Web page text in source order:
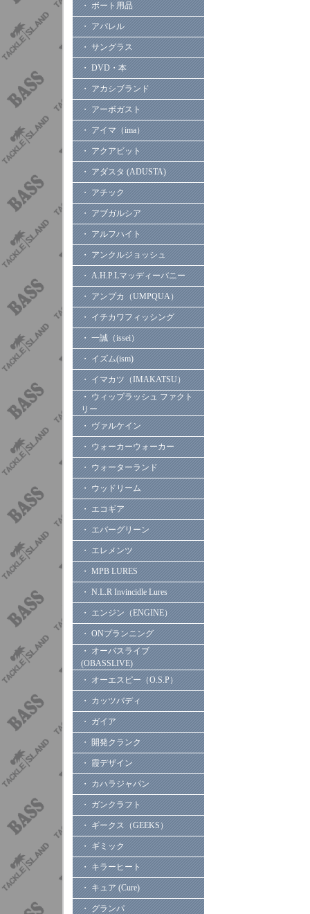
・ ボート用品
・ アパレル
・ サングラス
・ DVD・本
・ アカシブランド
・ アーボガスト
・ アイマ（ima）
・ アクアビット
・ アダスタ (ADUSTA)
・ アチック
・ アブガルシア
・ アルフハイト
・ アンクルジョッシュ
・ A.H.P.Lマッディーバニー
・ アンプカ（UMPQUA）
・ イチカワフィッシング
・ 一誠（issei）
・ イズム(ism)
・ イマカツ（IMAKATSU）
・ ウィップラッシュ ファクト
リー
・ ヴァルケイン
・ ウォーカーウォーカー
・ ウォーターランド
・ ウッドリーム
・ エコギア
・ エバーグリーン
・ エレメンツ
・ MPB LURES
・ N.L.R Invincidle Lures
・ エンジン（ENGINE）
・ ONプランニング
・ オーバスライブ
(OBASSLIVE)
・ オーエスピー（O.S.P）
・ カッツバディ
・ ガイア
・ 開発クランク
・ 霞デザイン
・ カハラジャパン
・ ガンクラフト
・ ギークス（GEEKS）
・ ギミック
・ キラーヒート
・ キュア (Cure)
・ グランパ